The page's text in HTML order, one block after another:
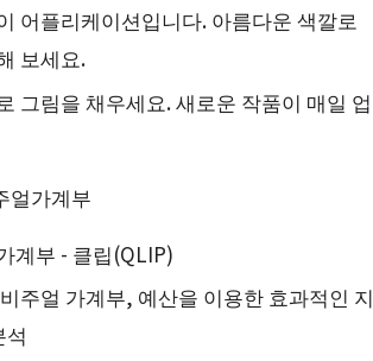
어플리케이션입니다. 아름다운 색깔로
보세요.
그림을 채우세요. 새로운 작품이 매일 업
얼가계부
계부 - 클립(QLIP)
주얼 가계부, 예산을 이용한 효과적인 지